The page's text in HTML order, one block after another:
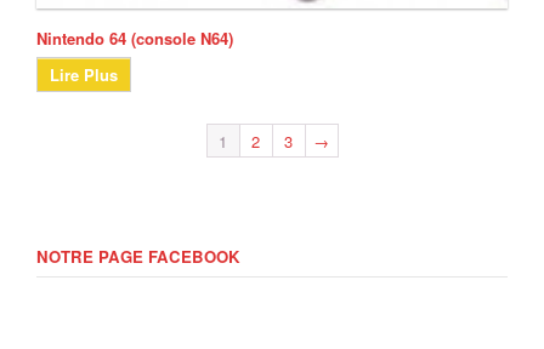
Nintendo 64 (console N64)
Lire Plus
1 2 3 →
NOTRE PAGE FACEBOOK